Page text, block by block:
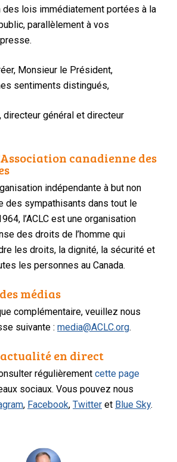
des lois immédiatement portées à la
, parallèlement à vos
Monsieur le Président,
sentiments distingués,
directeur général et directeur
canadienne des
indépendante à but non
des sympathisants dans tout le
l’ACLC est une organisation
des droits de l’homme qui
les droits, la dignité, la sécurité et
les personnes au Canada.
médias
complémentaire, veuillez nous
suivante :media@ACLC.org.
en direct
régulièrementcette page
sociaux. Vous pouvez nous
, Facebook,Twitter et Blue Sky.